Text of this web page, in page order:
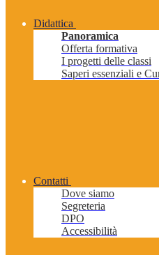
Didattica
Panoramica
Offerta formativa
I progetti delle classi
Saperi essenziali e
Contatti
Dove siamo
Segreteria
DPO
Accessibilità